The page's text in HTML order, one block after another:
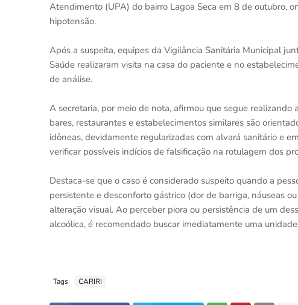
Atendimento (UPA) do bairro Lagoa Seca em 8 de outubro,
hipotensão.
Após a suspeita, equipes da Vigilância Sanitária Municipal
Saúde realizaram visita na casa do paciente e no
de análise.
A secretaria, por meio de nota, afirmou que segue realizando
bares, restaurantes e estabelecimentos similares são
idôneas, devidamente regularizadas com alvará sanitário e
verificar possíveis indícios de falsificação na rotulagem dos
Destaca-se que o caso é considerado suspeito quando a
persistente e desconforto gástrico (dor de barriga, náuseas
alteração visual. Ao perceber piora ou persistência de um
alcoólica, é recomendado buscar imediatamente uma
Tags CARIRI